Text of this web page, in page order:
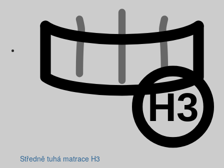
Středně tuhá matrace H3